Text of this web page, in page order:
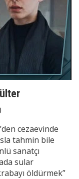
cezaevinde
tahmin bile
sanatçı
sular
öldürmek”